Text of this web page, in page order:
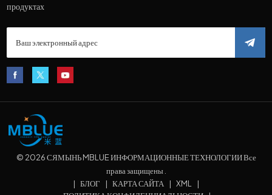
продуктах
© 2026 СЯМЫНЬ MBLUE ИНФОРМАЦИОННЫЕ ТЕХНОЛОГИИ Все
права защищены .
| БЛОГ | КАРТА САЙТА | XML
|